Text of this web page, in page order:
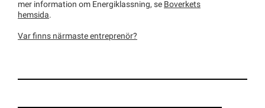
mer information om Energiklassning, se Boverkets
hemsida.
Var finns närmaste entreprenör?